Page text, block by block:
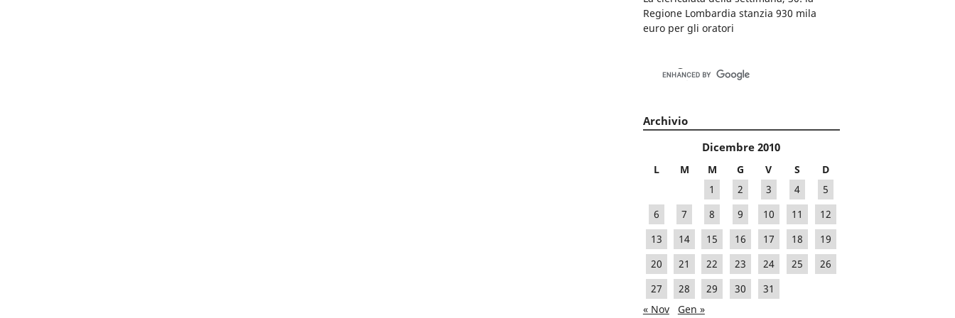
Regione Lombardia stanzia 930 mila
euro per gli oratori
Archivio
Dicembre 2010
L M M G V S
D
1
2 3 4
5
6
7 8 9 10 11
12
13
14 15 16 17 18
19
20
21 22 23 24 25
26
27
28 29 30
31
« Nov
Gen »